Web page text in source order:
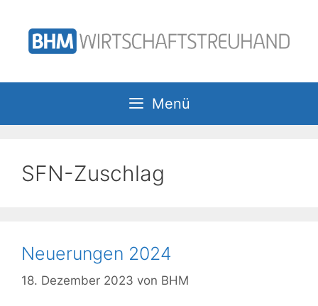
Inhalt
springen
Menü
SFN-Zuschlag
Neuerungen 2024
18. Dezember 2023 von BHM